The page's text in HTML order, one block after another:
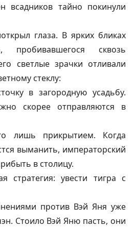
всадников тайно покинули
глаза. В ярких бликах
пробивавшегося сквозь
светлые зрачки отливали
стеклу:
в загородную усадьбу.
скорее отправляются в
лишь прикрытием. Когда
выманить, императорский
в столицу.
стратегия: увести тигра с
против Вэй Яня уже
Стоило Вэй Яню пасть, они